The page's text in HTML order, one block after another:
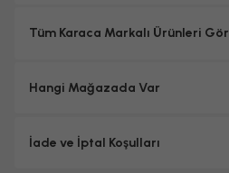
Tüm Karaca Markalı Ürünleri Gör
Hangi Mağazada Var
İade ve İptal Koşulları